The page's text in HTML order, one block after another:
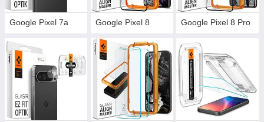
Google Pixel 7a Google Pixel 8 Google Pixel 8 Pro